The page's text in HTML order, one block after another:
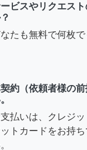
ビスやリクエス
たも無料で何枚
約（依頼者様の
払いは、クレジ
ットカードをお持